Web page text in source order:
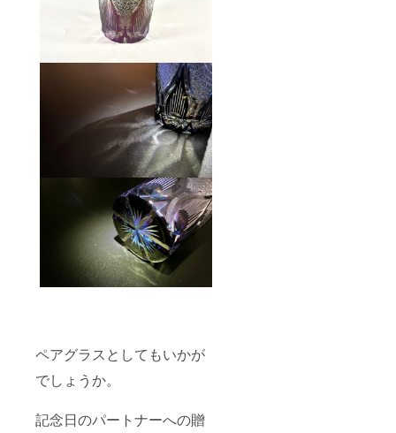
ペアグラスとしてもいかが
でしょうか。
記念日のパートナーへの贈